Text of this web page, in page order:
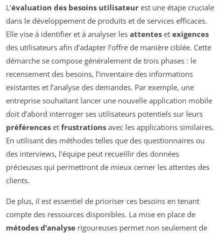
L’évaluation des besoins utilisateur est une étape cruciale
dans le développement de produits et de services efficaces.
Elle vise à identifier et à analyser les attentes et exigences
des utilisateurs afin d’adapter l’offre de manière ciblée. Cette
démarche se compose généralement de trois phases : le
recensement des besoins, l’inventaire des informations
existantes et l’analyse des demandes. Par exemple, une
entreprise souhaitant lancer une nouvelle application mobile
doit d’abord interroger ses utilisateurs potentiels sur leurs
préférences et frustrations avec les applications similaires.
En utilisant des méthodes telles que des questionnaires ou
des interviews, l’équipe peut recueillir des données
précieuses qui permettront de mieux cerner les attentes des
clients.
De plus, il est essentiel de prioriser ces besoins en tenant
compte des ressources disponibles. La mise en place de
métodes d’analyse rigoureuses permet non seulement de